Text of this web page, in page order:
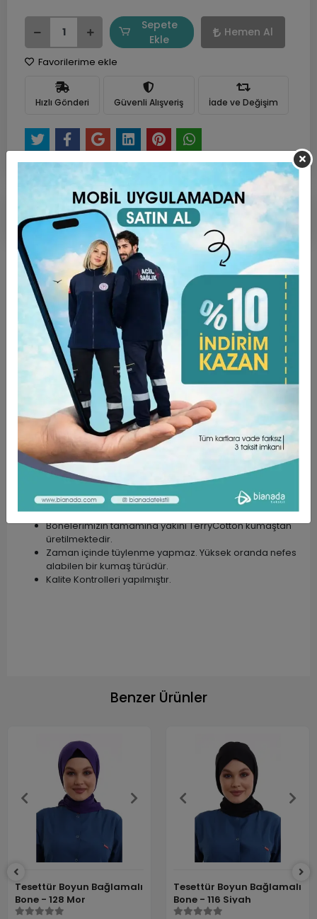
Sepete
Ekle
Hemen Al
Favorilerime ekle
Hızlı Gönderi Güvenli Alışveriş İade ve Değişim
Ürün Açıklaması Garanti ve Teslimat
Taksit Seçenekleri Yorumlar
ÜRÜN ÖZELLİKLERİ ;
PAMUKLU TERY COTTON KUMAŞTIR. ( %60 Pamuk , %35
poly, %5 Lycra )
Bonelerimiz Standart Boyda üretilmektedir.
Boyun bağlamalıdır.
Ter Emici özellikte,
Desenli, Nakışlı, Tek Renk ve Tesettür Bone
modellerimiz mevcuttur.
Farklı meslek gruplarının kullanımına uygundur.
Ürün Kumaş Özellikleri
Bonelerimizin tamamına yakını TerryCotton kumaştan
üretilmektedir.
Zaman içinde tüylenme yapmaz. Yüksek oranda nefes
alabilen bir kumaş türüdür.
Kalite Kontrolleri yapılmıştır.
Benzer Ürünler
Tesettür Boyun Bağlamalı
Bone - 128 Mor
Tesettür Boyun Bağlamalı
Bone - 116 Siyah